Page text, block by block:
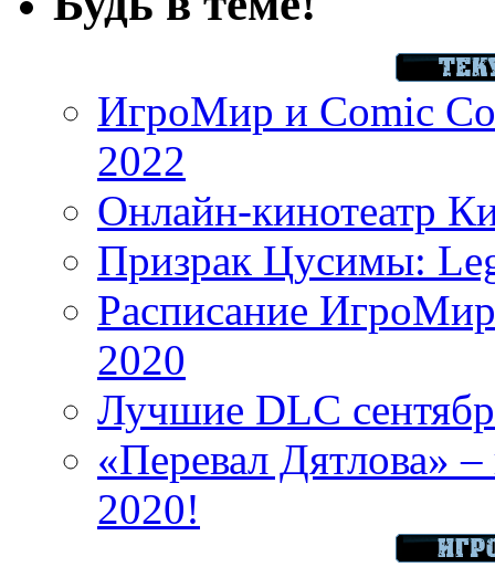
ИгроМир и Comic
2022
Онлайн-кинотеатр
Призрак Цусимы:
Расписание
2020
Лучшие DLC
«Перевал Дятлова»
2020!